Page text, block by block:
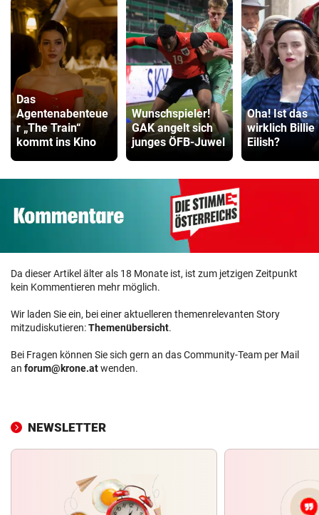
Das
Agentenabenteue
r „The Train“
kommt ins Kino
Wunschspieler!
GAK angelt sich
junges ÖFB-Juwel
Oha! Ist das
wirklich Billie
Eilish?
Da dieser Artikel älter als 18 Monate ist, ist zum jetzigen Zeitpunkt
kein Kommentieren mehr möglich.
Wir laden Sie ein, bei einer aktuelleren themenrelevanten Story
mitzudiskutieren:Themenübersicht.
Bei Fragen können Sie sich gern an das Community-Team per Mail
an forum@krone.atwenden.
NEWSLETTER